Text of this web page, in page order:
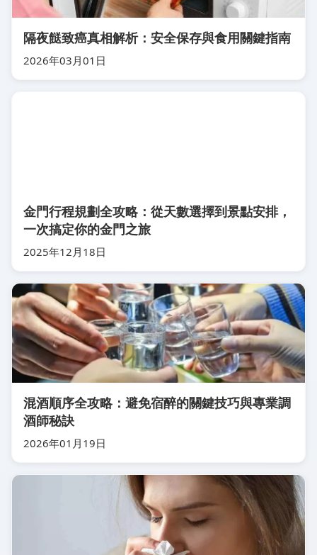
隔夜餸致癌真相解析：安全保存與食用關鍵指南
2026年03月01日
金門行程規劃全攻略：從天數選擇到景點安排，
一次搞定你的金門之旅
2025年12月18日
混酒順序全攻略：避免宿醉的關鍵技巧與專業調
酒師秘訣
2026年01月19日